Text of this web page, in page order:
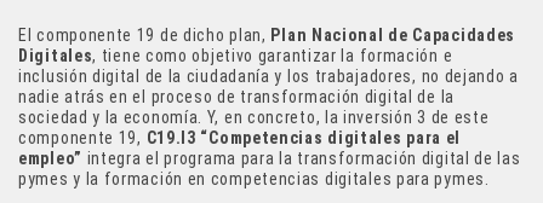
El componente 19 de dicho plan, Plan Nacional de Capacidades
Digitales, tiene como objetivo garantizar la formación e
inclusión digital de la ciudadanía y los trabajadores, no dejando a
nadie atrás en el proceso de transformación digital de la
sociedad y la economía. Y, en concreto, la inversión 3 de este
componente 19, C19.I3 “Competencias digitales para el
empleo” integra el programa para la transformación digital de las
pymes y la formación en competencias digitales para pymes.